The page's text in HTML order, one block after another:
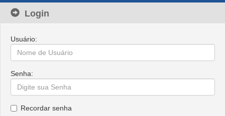
Login
Usuário:
Senha:
Recordar senha